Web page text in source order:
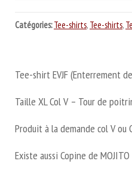
Catégories: Tee-shirts, Tee-shirts,
Tee-shirt EVJF (Enterrement
Taille XL Col V – Tour de
Produit à la demande col V ou
Existe aussi Copine de MOJITO